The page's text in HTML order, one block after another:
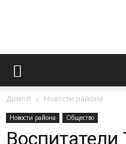
Домой Новости района
Новости района Общество